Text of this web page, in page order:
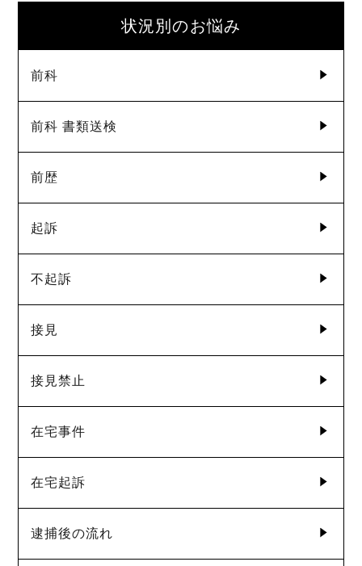
状況別のお悩み
前科
前科 書類送検
前歴
起訴
不起訴
接見
接見禁止
在宅事件
在宅起訴
逮捕後の流れ